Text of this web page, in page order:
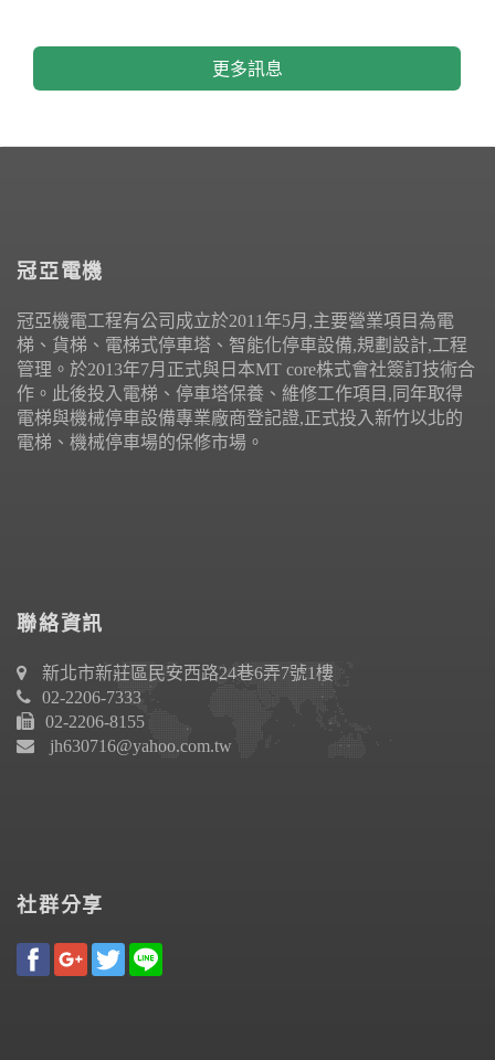
更多訊息
冠亞電機
冠亞機電工程有公司成立於2011年5月,主要營業項目為電
梯、貨梯、電梯式停車塔、智能化停車設備,規劃設計,工程
管理。於2013年7月正式與日本MT core株式會社簽訂技術合
作。此後投入電梯、停車塔保養、維修工作項目,同年取得
電梯與機械停車設備專業廠商登記證,正式投入新竹以北的
電梯、機械停車場的保修市場。
聯絡資訊
新北市新莊區民安西路24巷6弄7號1樓
02-2206-7333
02-2206-8155
jh630716@yahoo.com.tw
社群分享